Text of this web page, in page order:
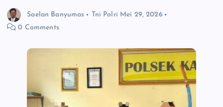
Saelan Banyumas Tni Polri Mei 29, 2026
0 Comments